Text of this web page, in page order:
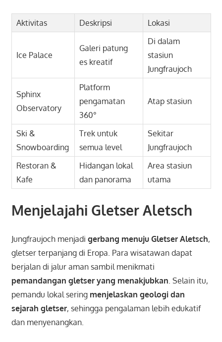
Aktivitas Deskripsi Lokasi
Ice Palace
Galeri patung
es kreatif
Di dalam
stasiun
Jungfraujoch
Sphinx
Observatory
Platform
pengamatan
360°
Atap stasiun
Ski &
Snowboarding
Trek untuk
semua level
Sekitar
Jungfraujoch
Restoran &
Kafe
Hidangan lokal
dan panorama
Area stasiun
utama
Menjelajahi Gletser Aletsch
Jungfraujoch menjadi gerbang menuju Gletser Aletsch,
gletser terpanjang di Eropa. Para wisatawan dapat
berjalan di jalur aman sambil menikmati
pemandangan gletser yang menakjubkan . Selain itu,
pemandu lokal sering menjelaskan geologi dan
sejarah gletser, sehingga pengalaman lebih edukatif
dan menyenangkan.